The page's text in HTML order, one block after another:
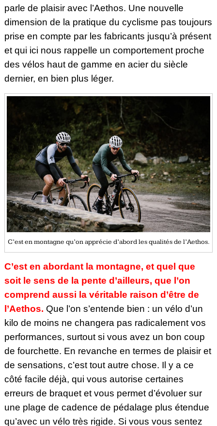
parle de plaisir avec l’Aethos. Une nouvelle
dimension de la pratique du cyclisme pas toujours
prise en compte par les fabricants jusqu’à présent
et qui ici nous rappelle un comportement proche
des vélos haut de gamme en acier du siècle
dernier, en bien plus léger.
C’est en montagne qu’on apprécie d’abord les qualités de l’Aethos.
C’est en abordant la montagne, et quel que
soit le sens de la pente d’ailleurs, que l’on
comprend aussi la véritable raison d’être de
l’Aethos. Que l’on s’entende bien : un vélo d’un
kilo de moins ne changera pas radicalement vos
performances, surtout si vous avez un bon coup
de fourchette. En revanche en termes de plaisir et
de sensations, c’est tout autre chose. Il y a ce
côté facile déjà, qui vous autorise certaines
erreurs de braquet et vous permet d’évoluer sur
une plage de cadence de pédalage plus étendue
qu’avec un vélo très rigide. Si vous vous sentez